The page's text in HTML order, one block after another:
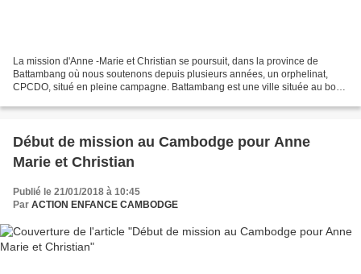
La mission d'Anne -Marie et Christian se poursuit, dans la province de
Battambang où nous soutenons depuis plusieurs années, un orphelinat,
CPCDO, situé en pleine campagne. Battambang est une ville située au bord
Début de mission au Cambodge pour Anne
Marie et Christian
Publié le 21/01/2018 à 10:45
Par ACTION ENFANCE CAMBODGE